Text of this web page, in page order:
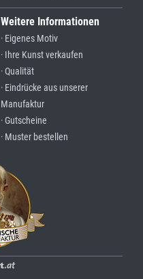
Weitere Informationen
· Eigenes Motiv
· Ihre Kunst verkaufen
· Qualität
· Eindrücke aus unserer
Manufaktur
· Gutscheine
· Muster bestellen